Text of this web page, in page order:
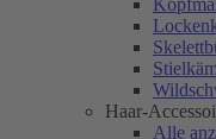
Haar-
Alle